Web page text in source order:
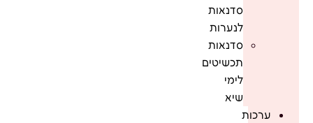
סדנאות
לנערות
סדנאות
תכשיטים
לימי
שיא
ערכות